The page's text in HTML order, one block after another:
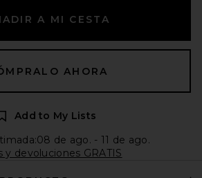
A MI CESTA
AHORA
Add to My Lists
de ago. - 11 de ago.
y devoluciones GRATIS